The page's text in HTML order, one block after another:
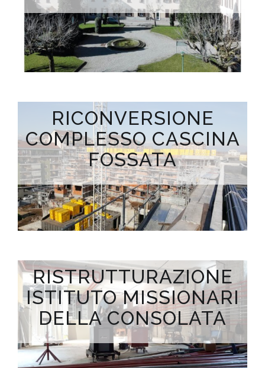
RICONVERSIONE
COMPLESSO CASCINA
FOSSATA
RISTRUTTURAZIONE
ISTITUTO MISSIONARI
DELLA CONSOLATA